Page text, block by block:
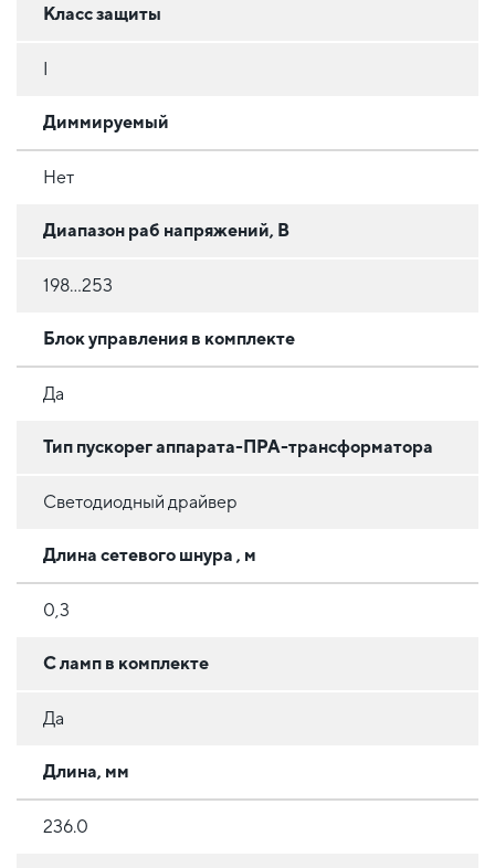
Класс защиты
Диммируемый
Нет
Диапазон раб напряжений, В
198...253
Блок управления в комплекте
Да
Тип пускорег аппарата-ПРА-трансформатора
Светодиодный драйвер
Длина сетевого шнура , м
0,3
С ламп в комплекте
Да
Длина, мм
236.0